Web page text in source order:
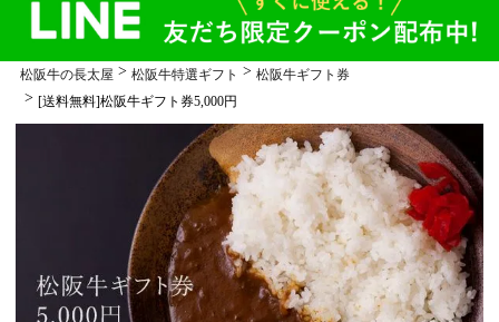
松阪牛の長太屋 松阪牛特選ギフト
松阪牛ギフト券
[送料無料]松阪牛ギフト券5,000円